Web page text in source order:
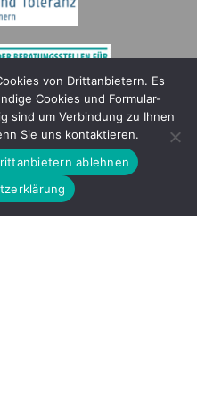
von Drittanbietern. Es
Cookies und Formular-
sind um Verbindung zu Ihnen
Sie uns kontaktieren.
ablehnen